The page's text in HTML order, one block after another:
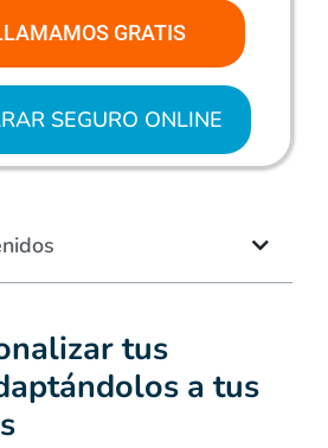
tus
a tus
GRATIS
SEGURO ONLINE